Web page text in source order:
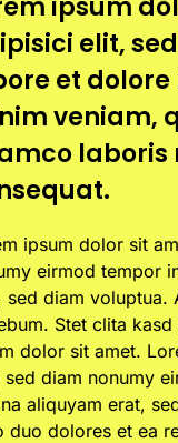
ipsum
elit,
et
veniam,
laboris
ipsum dolor sit
eirmod tempor
sed diam voluptua.
Stet clita
dolor sit amet.
sed diam nonumy
aliquyam erat,
duo dolores et ea